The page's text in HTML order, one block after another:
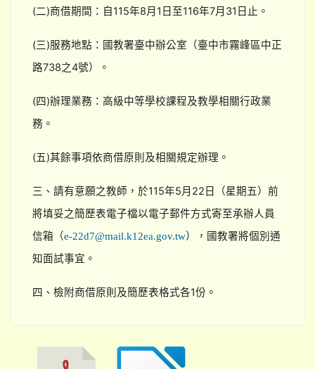
(二)商借期間：自115年8月1日至116年7月31日止。
(三)服務地點：國教署臺中辦公室（臺中市霧峰區中正
路738之4號）。
(四)辦理業務：高級中等學校課程及教學相關行政業
務。
(五)其餘事項依商借原則及相關規定辦理。
三、請有意願之教師，於115年5月22日（星期五）前
將填妥之簡歷表電子檔以電子郵件方式寄至承辦人員
信箱（e-22d7@mail.k12ea.gov.tw），國教署將個別通
知面試事宜。
四、檢附商借原則及簡歷表格式各1份。